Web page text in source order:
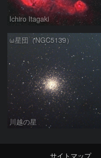
Ichiro Itagaki
ω星団（NGC5139）
川越の星
サイトマップ